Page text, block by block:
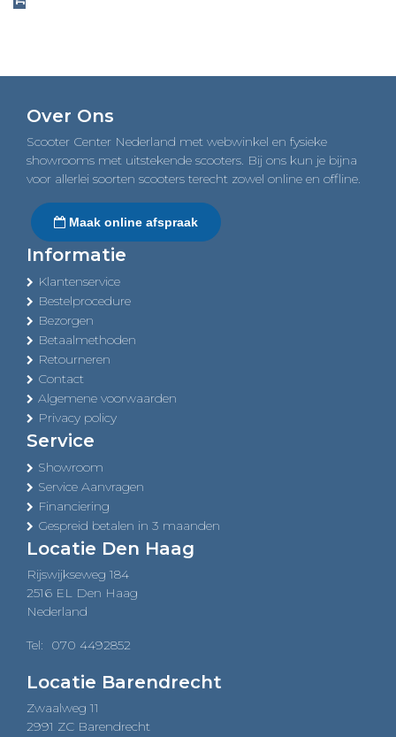
Over Ons
Scooter Center Nederland met webwinkel en fysieke
showrooms met uitstekende scooters. Bij ons kun je bijna
voor allerlei soorten scooters terecht zowel online en offline.
Maak online afspraak
Informatie
Klantenservice
Bestelprocedure
Bezorgen
Betaalmethoden
Retourneren
Contact
Algemene voorwaarden
Privacy policy
Service
Showroom
Service Aanvragen
Financiering
Gespreid betalen in 3 maanden
Locatie Den Haag
Rijswijkseweg 184
2516 EL Den Haag
Nederland
Tel: 070 4492852
Locatie Barendrecht
Zwaalweg 11
2991 ZC Barendrecht